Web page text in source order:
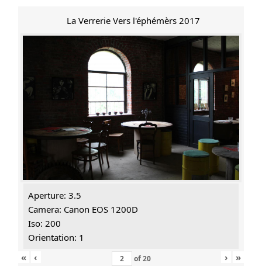
La Verrerie Vers l'éphémèrs 2017
Aperture: 3.5
Camera: Canon EOS 1200D
Iso: 200
Orientation: 1
«
‹ of20 › »